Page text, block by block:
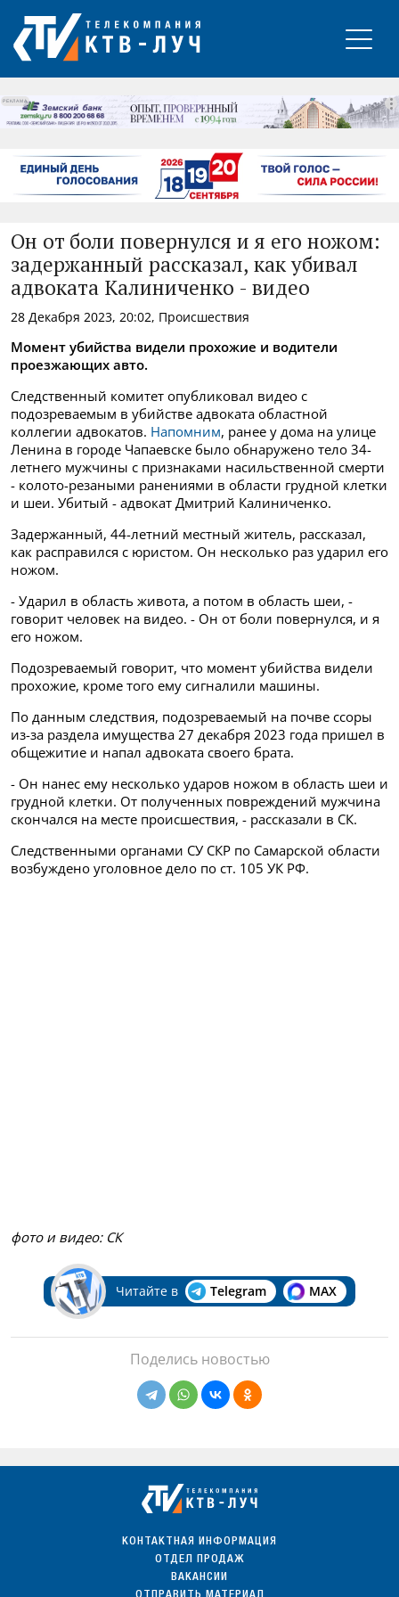
РЕКЛАМА
Он от боли повернулся и я его ножом:
задержанный рассказал, как убивал
адвоката Калиниченко - видео
28 Декабря 2023, 20:02, Происшествия
Момент убийства видели прохожие и водители
проезжающих авто.
Следственный комитет опубликовал видео с
подозреваемым в убийстве адвоката областной
коллегии адвокатов. Напомним, ранее у дома на улице
Ленина в городе Чапаевске было обнаружено тело 34-
летнего мужчины с признаками насильственной смерти
- колото-резаными ранениями в области грудной клетки
и шеи. Убитый - адвокат Дмитрий Калиниченко.
Задержанный, 44-летний местный житель, рассказал,
как расправился с юристом. Он несколько раз ударил его
ножом.
- Ударил в область живота, а потом в область шеи, -
говорит человек на видео. - Он от боли повернулся, и я
его ножом.
Подозреваемый говорит, что момент убийства видели
прохожие, кроме того ему сигналили машины.
По данным следствия, подозреваемый на почве ссоры
из-за раздела имущества 27 декабря 2023 года пришел в
общежитие и напал адвоката своего брата.
- Он нанес ему несколько ударов ножом в область шеи и
грудной клетки. От полученных повреждений мужчина
скончался на месте происшествия, - рассказали в СК.
Следственными органами СУ СКР по Самарской области
возбуждено уголовное дело по ст. 105 УК РФ.
фото и видео: СК
Читайте в Telegram MAX
Поделись новостью
КОНТАКТНАЯ ИНФОРМАЦИЯ
ОТДЕЛ ПРОДАЖ
ВАКАНСИИ